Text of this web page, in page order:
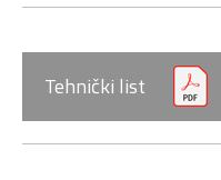
Tehnički list